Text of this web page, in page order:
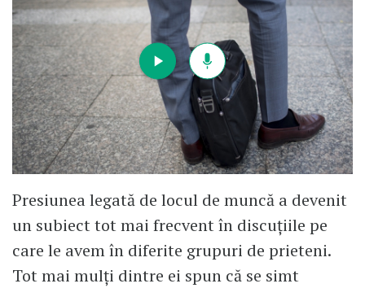
Presiunea legată de locul de muncă a devenit
un subiect tot mai frecvent în discuțiile pe
care le avem în diferite grupuri de prieteni.
Tot mai mulți dintre ei spun că se simt